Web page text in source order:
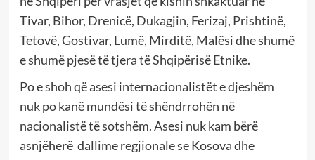
Tivar, Bihor, Drenicë, Dukagjin, Ferizaj, Prishtinë,
Tetovë, Gostivar, Lumë, Mirditë, Malësi dhe shumë
e shumë pjesë të tjera të Shqipërisë Etnike.
Po e shoh që asesi internacionalistët e djeshëm
nuk po kanë mundësi të shëndrrohën në
nacionalistë të sotshëm. Asesi nuk kam bërë
asnjëherë dallime regjionale se Kosova dhe